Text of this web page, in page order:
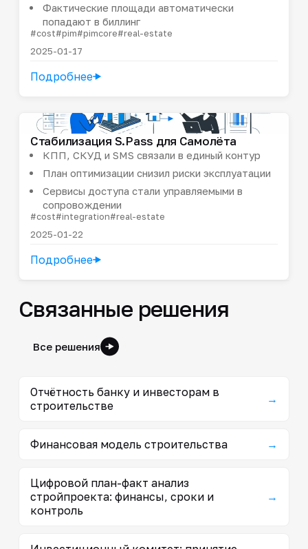
Фактические площади автоматически
попадают в биллинг
#cost#pim#pimcore#real-estate
2025-01-17
Подробнее
Стабилизация S.Pass для Самолёта
КПП, СКУД и SMS связали в единый контур
План оптимизации снизил риски эксплуатации
Сервисы доступа стали управляемыми в
сопровождении
#cost#integration#real-estate
2025-01-22
Подробнее
Связанные решения
Все решения
Отчётность банку и инвесторам в
строительстве
→
Финансовая модель строительства →
Цифровой план-факт анализ
стройпроекта: финансы, сроки и
контроль
→